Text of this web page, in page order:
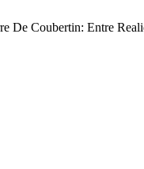
De Coubertin: Entre